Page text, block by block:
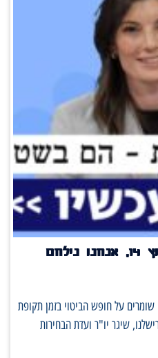
לא יסתמו את הפה לערוץ 14, אנחנו נילחם
אם תרצו שומרים על חופש הביטוי בזמן תקופת
שיגר יו"ר ועדת הבחירות